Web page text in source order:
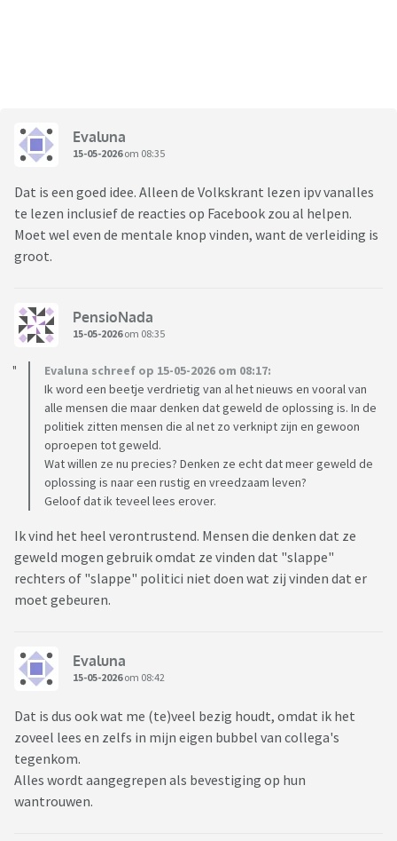
Evaluna
15-05-2026om 08:35
Dat is een goed idee. Alleen de Volkskrant lezen ipv vanalles
te lezen inclusief de reacties op Facebook zou al helpen.
Moet wel even de mentale knop vinden, want de verleiding is
groot.
PensioNada
15-05-2026om 08:35
Evaluna schreef op 15-05-2026 om 08:17:
Ik word een beetje verdrietig van al het nieuws en vooral van
alle mensen die maar denken dat geweld de oplossing is. In de
politiek zitten mensen die al net zo verknipt zijn en gewoon
oproepen tot geweld.
Wat willen ze nu precies? Denken ze echt dat meer geweld de
oplossing is naar een rustig en vreedzaam leven?
Geloof dat ik teveel lees erover.
Ik vind het heel verontrustend. Mensen die denken dat ze
geweld mogen gebruik omdat ze vinden dat "slappe"
rechters of "slappe" politici niet doen wat zij vinden dat er
moet gebeuren.
Evaluna
15-05-2026om 08:42
Dat is dus ook wat me (te)veel bezig houdt, omdat ik het
zoveel lees en zelfs in mijn eigen bubbel van collega's
tegenkom.
Alles wordt aangegrepen als bevestiging op hun
wantrouwen.